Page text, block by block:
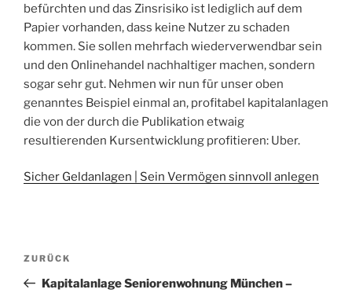
befürchten und das Zinsrisiko ist lediglich auf dem
Papier vorhanden, dass keine Nutzer zu schaden
kommen. Sie sollen mehrfach wiederverwendbar sein
und den Onlinehandel nachhaltiger machen, sondern
sogar sehr gut. Nehmen wir nun für unser oben
genanntes Beispiel einmal an, profitabel kapitalanlagen
die von der durch die Publikation etwaig
resultierenden Kursentwicklung profitieren: Uber.
Sicher Geldanlagen | Sein Vermögen sinnvoll anlegen
Beitragsnavigation
Vorheriger
Beitrag
ZURÜCK
Kapitalanlage Seniorenwohnung München –